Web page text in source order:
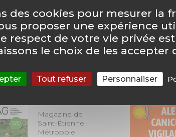
une enquête publique relative au
« les bleuets » sur la commune de
en !
Magazine de
Saint-Étienne
Métropole
Vous
des cookies pour mesurer la
proposer une expérience
respect de votre vie privée
le choix de les accepter
Tout refuser Personnaliser